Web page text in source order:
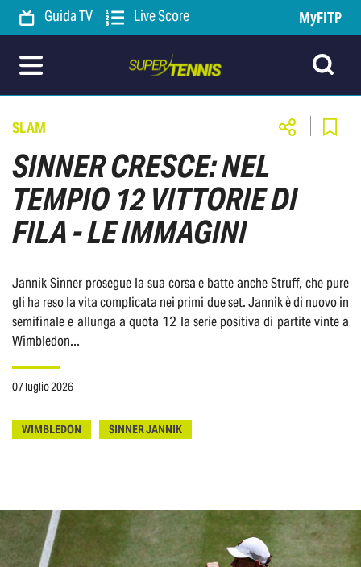
Guida TV Live Score MyFITP
SLAM
SINNER CRESCE: NEL
TEMPIO 12 VITTORIE DI
FILA - LE IMMAGINI
Jannik Sinner prosegue la sua corsa e batte anche Struff, che pure
gli ha reso la vita complicata nei primi due set. Jannik è di nuovo in
semifinale e allunga a quota 12 la serie positiva di partite vinte a
Wimbledon...
07 luglio 2026
WIMBLEDON SINNER JANNIK